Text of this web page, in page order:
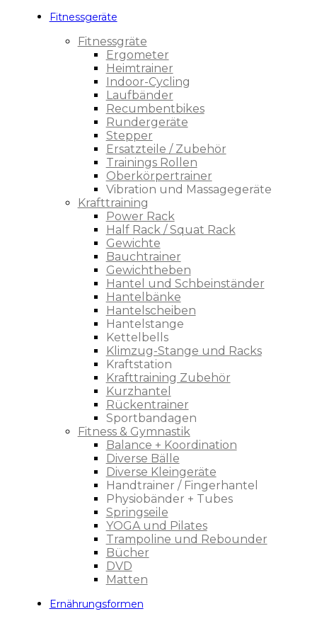
Fitnessgeräte
Fitnessgräte
Ergometer
Heimtrainer
Indoor-Cycling
Laufbänder
Recumbentbikes
Rundergeräte
Stepper
Ersatzteile / Zubehör
Trainings Rollen
Oberkörpertrainer
Vibration und Massagegeräte
Krafttraining
Power Rack
Half Rack / Squat Rack
Gewichte
Bauchtrainer
Gewichtheben
Hantel und Schbeinständer
Hantelbänke
Hantelscheiben
Hantelstange
Kettelbells
Klimzug-Stange und Racks
Kraftstation
Krafttraining Zubehör
Kurzhantel
Rückentrainer
Sportbandagen
Fitness & Gymnastik
Balance + Koordination
Diverse Bälle
Diverse Kleingeräte
Handtrainer / Fingerhantel
Physiobänder + Tubes
Springseile
YOGA und Pilates
Trampoline und Rebounder
Bücher
DVD
Matten
Ernährungsformen